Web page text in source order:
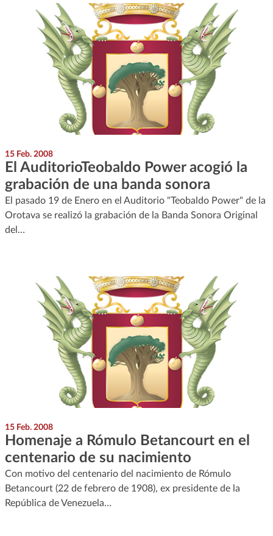
15 Feb. 2008
El AuditorioTeobaldo Power acogió la
grabación de una banda sonora
El pasado 19 de Enero en el Auditorio "Teobaldo Power" de la
Orotava se realizó la grabación de la Banda Sonora Original
del…
15 Feb. 2008
Homenaje a Rómulo Betancourt en el
centenario de su nacimiento
Con motivo del centenario del nacimiento de Rómulo
Betancourt (22 de febrero de 1908), ex presidente de la
República de Venezuela…